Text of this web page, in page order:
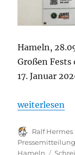
Hameln,
Großen
17. Januar
„Einladung:
weiterlesen
Autor
Ralf Hermes
Pressemitteilung
Hameln